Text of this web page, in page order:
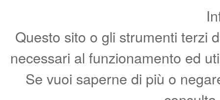
Questo sito o gli strumenti terzi
necessari al funzionamento ed
Se vuoi saperne di più o